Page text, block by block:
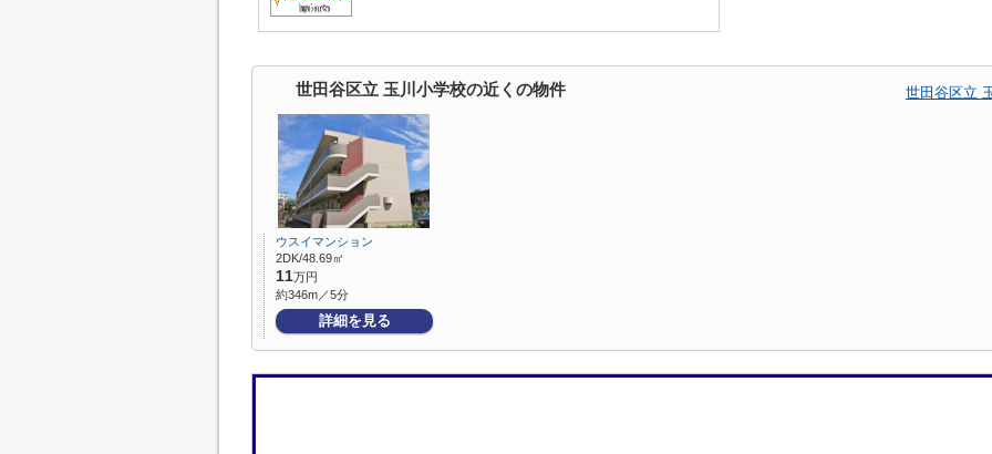
世田谷区立 玉川小学校の近くの物件 世田谷区立
ウスイマンション
2DK/48.69㎡
11万円
約346m／5分
詳細を見る